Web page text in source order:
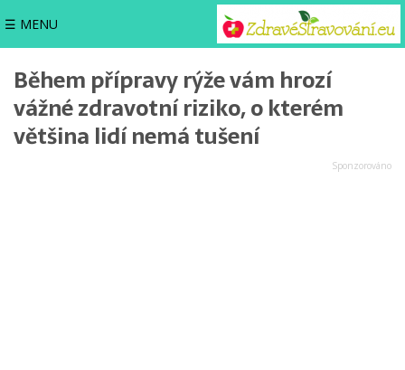
☰ MENU
Během přípravy rýže vám hrozí
vážné zdravotní riziko, o kterém
většina lidí nemá tušení